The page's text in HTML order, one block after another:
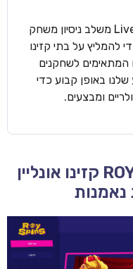
צוות העריכה של Live Casinos Israel משלב ניסיון משחק
להמליץ על בתי קזינו
המתאימים לשחקנים
באופן קבוע כדי
ומבצעים.
ROYSPINS CASINO – 2026 קזינו אונליין
נאמנות